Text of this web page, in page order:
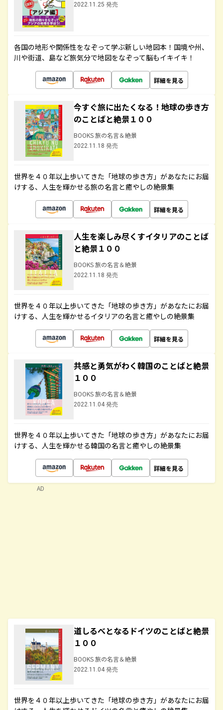
2022.11.25 発売
各国の地形や関係性をなぞって学ぶ新しい地図本！国境や州、
川や街道、島など旅気分で地図をなぞって脳もイキイキ！
詳細を見る
今すぐ旅に出たくなる！地球の歩き方
のことばと絶景１００
BOOKS 旅の名言＆絶景
2022.11.18 発売
世界を４０年以上歩いてきた「地球の歩き方」があなたにお届
けする、人生を輝かせる旅の名言と癒やしの絶景集
詳細を見る
人生を楽しみ尽くすイタリアのことば
と絶景１００
BOOKS 旅の名言＆絶景
2022.11.18 発売
世界を４０年以上歩いてきた「地球の歩き方」があなたにお届
けする、人生を輝かせるイタリアの名言と癒やしの絶景集
詳細を見る
共感と勇気がわく韓国のことばと絶景
１００
BOOKS 旅の名言＆絶景
2022.11.04 発売
世界を４０年以上歩いてきた「地球の歩き方」があなたにお届
けする、人生を輝かせる韓国の名言と癒やしの絶景集
詳細を見る
道しるべとなるドイツのことばと絶景
１００
BOOKS 旅の名言＆絶景
2022.11.04 発売
世界を４０年以上歩いてきた「地球の歩き方」があなたにお届
AD